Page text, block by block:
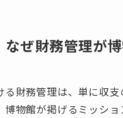
なぜ財務管理が
る財務管理は、単に収
博物館が掲げるミッシ